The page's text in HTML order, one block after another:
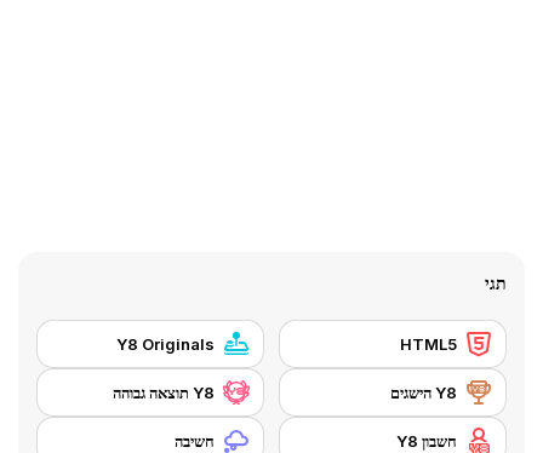
תגי
HTML5
Y8 Originals
Y8 הישגים Y8 תוצאה גבוהה
חשבון Y8 חשיבה